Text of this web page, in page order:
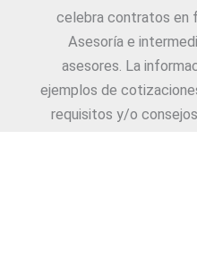
celebra contratos en
Asesoría e
asesores. La
ejemplos de
requisitos y/o